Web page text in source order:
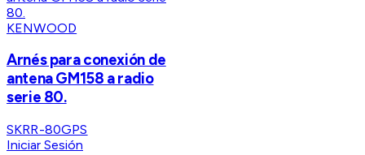
KENWOOD
Arnés para conexión de
antena GM158 a radio
serie 80.
SKRR-80GPS
Iniciar Sesión